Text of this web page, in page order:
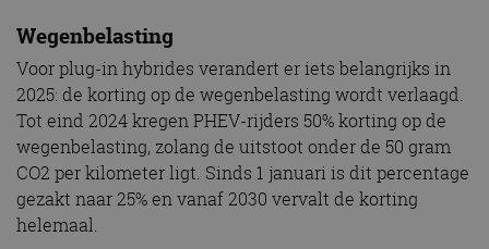
Wegenbelasting
Voor plug-in hybrides verandert er iets belangrijks in
2025: de korting op de wegenbelasting wordt verlaagd.
Tot eind 2024 kregen PHEV-rijders 50% korting op de
wegenbelasting, zolang de uitstoot onder de 50 gram
CO2 per kilometer ligt. Sinds 1 januari is dit percentage
gezakt naar 25% en vanaf 2030 vervalt de korting
helemaal.